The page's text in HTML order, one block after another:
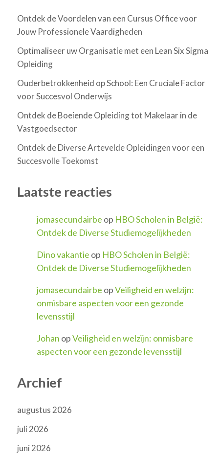
Ontdek de Voordelen van een Cursus Office voor
Jouw Professionele Vaardigheden
Optimaliseer uw Organisatie met een Lean Six Sigma
Opleiding
Ouderbetrokkenheid op School: Een Cruciale Factor
voor Succesvol Onderwijs
Ontdek de Boeiende Opleiding tot Makelaar in de
Vastgoedsector
Ontdek de Diverse Artevelde Opleidingen voor een
Succesvolle Toekomst
Laatste reacties
jomasecundairbe op HBO Scholen in België:
Ontdek de Diverse Studiemogelijkheden
Dino vakantie op HBO Scholen in België:
Ontdek de Diverse Studiemogelijkheden
jomasecundairbe opVeiligheid en welzijn:
onmisbare aspecten voor een gezonde
levensstijl
Johan opVeiligheid en welzijn: onmisbare
aspecten voor een gezonde levensstijl
Archief
augustus 2026
juli 2026
juni 2026